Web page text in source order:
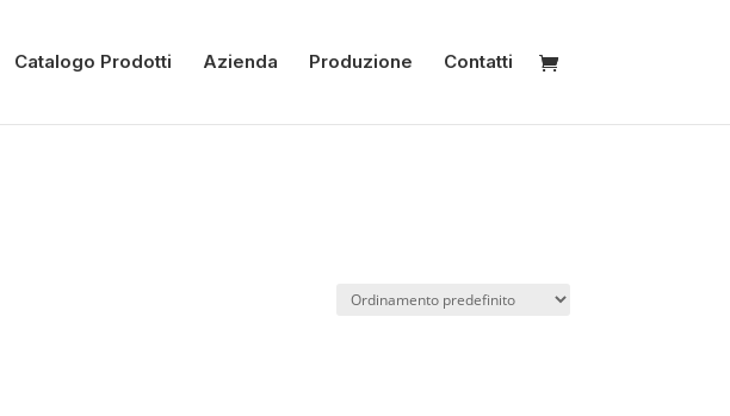
Catalogo Prodotti Azienda Produzione Contatti